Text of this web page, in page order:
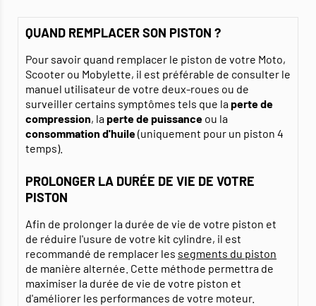
QUAND REMPLACER SON PISTON ?
Pour savoir quand remplacer le piston de votre Moto,
Scooter ou Mobylette, il est préférable de consulter le
manuel utilisateur de votre deux-roues ou de
surveiller certains symptômes tels que laperte de
compression, laperte de puissance ou la
consommation d'huile(uniquement pour un piston 4
temps).
PROLONGER LA DURÉE DE VIE DE VOTRE
PISTON
Afin de prolonger la durée de vie de votre piston et
de réduire l'usure de votre kit cylindre, il est
recommandé de remplacer les segments du piston
de manière alternée. Cette méthode permettra de
maximiser la durée de vie de votre piston et
d'améliorer les performances de votre moteur.